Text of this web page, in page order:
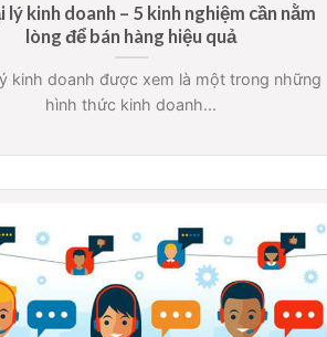
lý kinh doanh – 5 kinh nghiệm cần nằm
lòng để bán hàng hiệu quả
kinh doanh được xem là một trong những
hình thức kinh doanh...